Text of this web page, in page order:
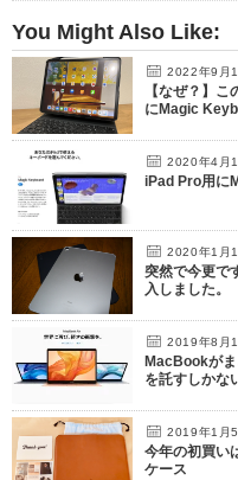
You Might Also Like:
2022年9月
【なぜ？】
にMagic
2020年4月
iPad Pro用に
2020年1月1
突然で今更で
入しました。
2019年8月
MacBookが
を託すしかな
2019年1月5
今年の初買い
ケース